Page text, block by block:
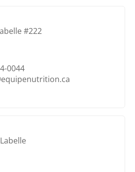
#222
0044